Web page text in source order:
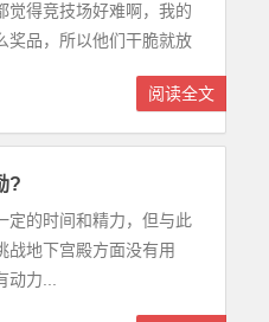
觉得竞技场好难啊，我的
奖品，所以他们干脆就放
阅读全文
?
定的时间和精力，但与此
战地下宫殿方面没有用
力...